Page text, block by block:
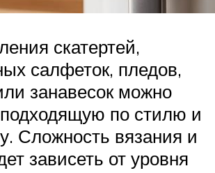
скатертей,
салфеток, пледов,
занавесок можно
по стилю и
Сложность вязания и
зависеть от уровня